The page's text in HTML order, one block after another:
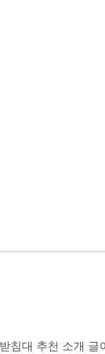
침대 추천 소개 글